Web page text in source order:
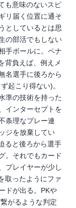
も意味のないスピ
リ届く位置に通そ
としているとは思
の部活でもしない
手ボールに。ペナ
背負えば、例えメ
名選手に後ろから
起こり得ない)。
準の技術を持った
インターセプトを
条理なプレー連
ジを放棄してい
ると後ろから選手
。それでもカード
プレイヤーが少し
取ったようにファ
ドが出る。PKや
がるような判定